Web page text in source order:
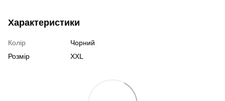
Характеристики
Колір
Чорний
Розмір
XXL